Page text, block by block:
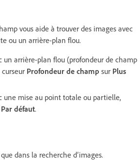
vous aide à trouver des images avec
ou un arrière-plan flou.
un arrière-plan flou (profondeur de champ
Profondeur de champ sur Plus
une mise au point totale ou partielle,
Par défaut.
dans la recherche d’images.